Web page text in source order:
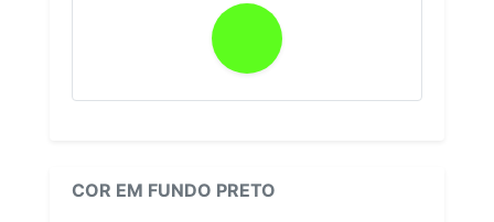
COR EM FUNDO PRETO